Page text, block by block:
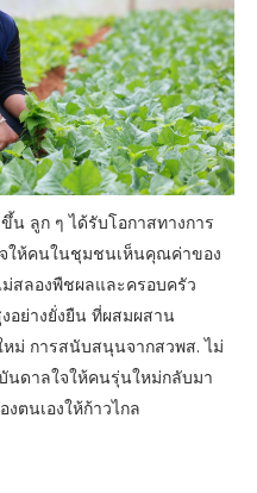
ลูก ๆ ได้รับโอกาสทางการ
ให้คนในชุมชนเห็นคุณค่าของ
ม่สลองพืชผลและครอบครัว
ย่างยั่งยืน ที่ผสมผสาน
ม่ การสนับสนุนจากสวพส. ไม่
นดาลใจให้คนรุ่นใหม่กลับมา
ตนเองให้ก้าวไกล